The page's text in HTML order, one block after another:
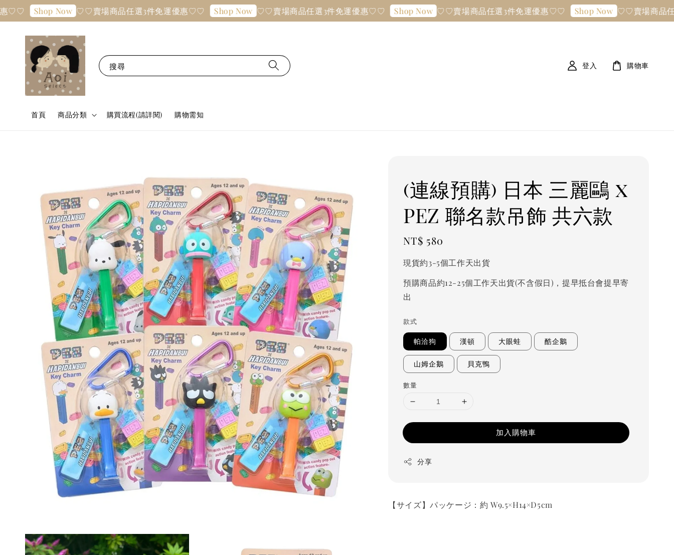
Shop Now ♡♡賣場商品任選3件免運優惠♡♡ Shop Now ♡♡賣場商品任選3件免運優惠♡♡ Shop Now ♡♡賣場商品任選3件免運優惠♡♡ Shop Now ♡♡賣場商品任選3
搜尋
首頁 商品分類 購買流程(請詳閱) 購物需知
登入 購物車
(連線預購) 日本 三麗鷗 x
PEZ 聯名款吊飾 共六款
Regular
NT$ 580
現貨約3-5個工作天出貨
預購商品約12-25個工作天出貨(不含假日)，提早抵台會提早寄
出
款式
帕洽狗 漢頓 大眼蛙 酷企鵝
山姆企鵝 貝克鴨
數量
加入購物車
分享
【サイズ】パッケージ：約 W9.5×H14×D5cm